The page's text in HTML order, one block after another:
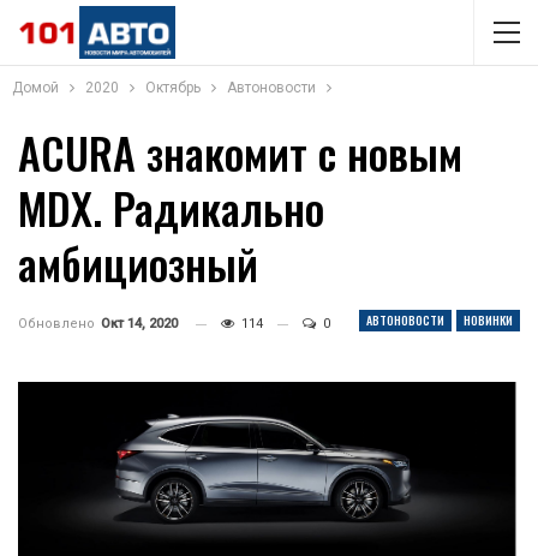
Домой 2020 Октябрь Автоновости
ACURA знакомит с новым
MDX. Радикально
амбициозный
АВТОНОВОСТИ НОВИНКИ
Обновлено Окт 14, 2020 114 0